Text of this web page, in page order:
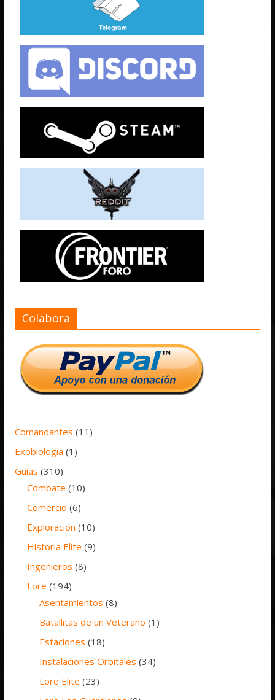
Colabora
Comandantes (11)
Exobiología (1)
Guías (310)
Combate (10)
Comercio (6)
Exploración (10)
Historia Elite (9)
Ingenieros (8)
Lore (194)
Asentamientos (8)
Batallitas de un Veterano (1)
Estaciones (18)
Instalaciones Orbitales (34)
Lore Elite (23)